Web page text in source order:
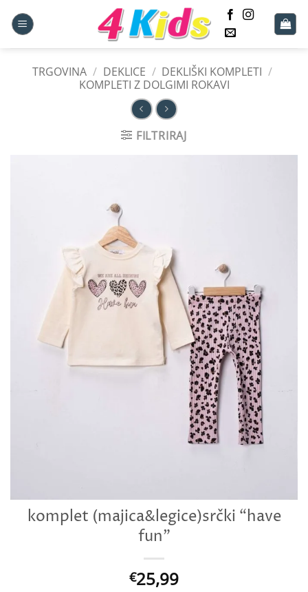
na
TRGOVINA / DEKLICE / DEKLIŠKI KOMPLETI /
KOMPLETI Z DOLGIMI ROKAVI
FILTRIRAJ
komplet (majica&legice)srčki “have
fun”
€25,99